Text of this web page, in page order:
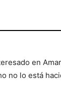
en
no lo está